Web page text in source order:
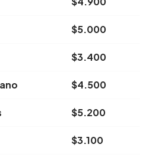
$5.000
$3.400
$4.500
$5.200
$3.100